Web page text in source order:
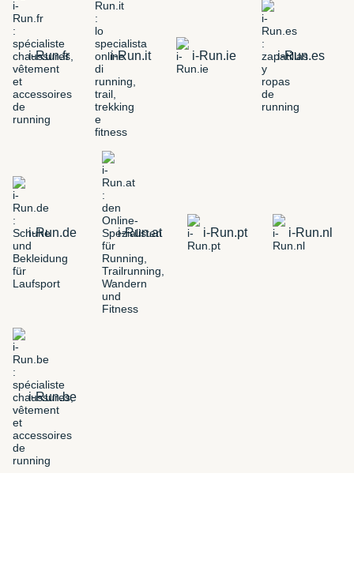
i-Run.fr i-Run.it i-Run.ie i-Run.es
i-Run.de i-Run.at i-Run.pt i-Run.nl
i-Run.be